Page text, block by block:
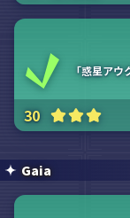
「惑星ア
30
Gaia